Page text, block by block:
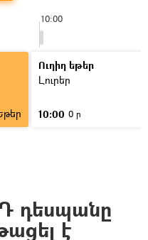
10:00
Ուղիղ եթեր
Լուրեր
10:00 0 ր
դեսպանը
է